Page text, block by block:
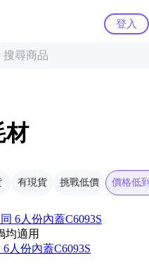
Yahoo購物中心
登入
材
有現貨 挑戰低價 價格低
均適用
人份內蓋C6093S